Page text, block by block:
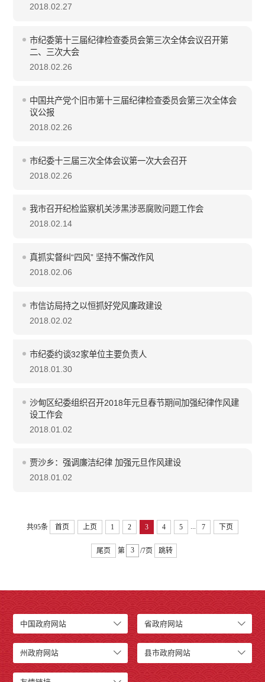
2018.02.27
市纪委第十三届纪律检查委员会第三次全体会议召开第
二、三次大会
2018.02.26
中国共产党个旧市第十三届纪律检查委员会第三次全体会
议公报
2018.02.26
市纪委十三届三次全体会议第一次大会召开
2018.02.26
我市召开纪检监察机关涉黑涉恶腐败问题工作会
2018.02.14
真抓实督纠“四风” 坚持不懈改作风
2018.02.06
市信访局持之以恒抓好党风廉政建设
2018.02.02
市纪委约谈32家单位主要负责人
2018.01.30
沙甸区纪委组织召开2018年元旦春节期间加强纪律作风建
设工作会
2018.01.02
贾沙乡：强调廉洁纪律 加强元旦作风建设
2018.01.02
共95条 首页 上页 1 2 3 4 5 7 下页
尾页 第 /7页 跳转
中国政府网站 省政府网站
州政府网站 县市政府网站